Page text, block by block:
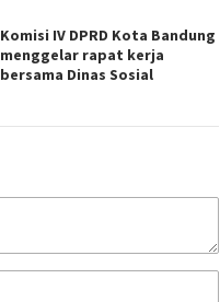
Komisi IV DPRD Kota Bandung
menggelar rapat kerja
bersama Dinas Sosial